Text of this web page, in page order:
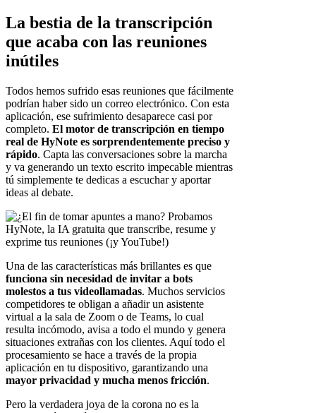
La bestia de la transcripción
que acaba con las reuniones
inútiles
Todos hemos sufrido esas reuniones que fácilmente
podrían haber sido un correo electrónico. Con esta
aplicación, ese sufrimiento desaparece casi por
completo. El motor de transcripción en tiempo
real de HyNote es sorprendentemente preciso y
rápido. Capta las conversaciones sobre la marcha
y va generando un texto escrito impecable mientras
tú simplemente te dedicas a escuchar y aportar
ideas al debate.
Una de las características más brillantes es que
funciona sin necesidad de invitar a bots
molestos a tus videollamadas. Muchos servicios
competidores te obligan a añadir un asistente
virtual a la sala de Zoom o de Teams, lo cual
resulta incómodo, avisa a todo el mundo y genera
situaciones extrañas con los clientes. Aquí todo el
procesamiento se hace a través de la propia
aplicación en tu dispositivo, garantizando una
mayor privacidad y mucha menos fricción.
Pero la verdadera joya de la corona no es la